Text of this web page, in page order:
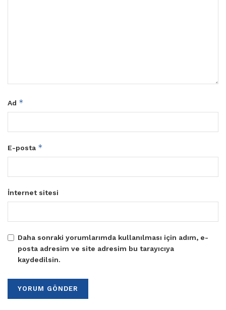
Ad *
E-posta *
İnternet sitesi
Daha sonraki yorumlarımda kullanılması için adım, e-
posta adresim ve site adresim bu tarayıcıya
kaydedilsin.